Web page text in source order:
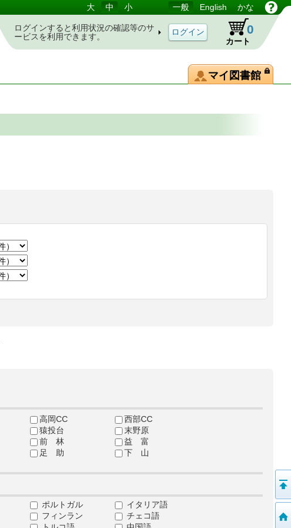
大 中 小 一般 English かな
ログインすると利用状況の確認等のサ
ービスを利用できます。
カート
0
マイ図書館
高岡CC
西部CC
猿投台
末野原
前 林
益 富
足 助
下 山
ポルトガル
イタリア語
フィンラン
チェコ語